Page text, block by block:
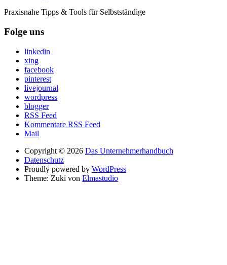
Praxisnahe Tipps & Tools für Selbstständige
Folge uns
linkedin
xing
facebook
pinterest
livejournal
wordpress
blogger
RSS Feed
Kommentare RSS Feed
Mail
Copyright © 2026 Das Unternehmerhandbuch
Datenschutz
Proudly powered by WordPress
Theme: Zuki von Elmastudio